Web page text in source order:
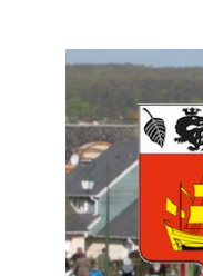
contenu